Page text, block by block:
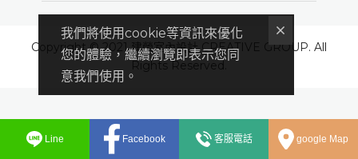
Copyright © 2021 建榮室內設計 CREATIVE GROUP. All
Rights Reserved.
Line Facebook 客服電話 google Map
我們將使用cookie等資訊來優化
您的體驗，繼續瀏覽即表示您同
意我們使用。